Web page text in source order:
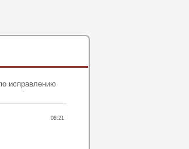
исправлению
08:21